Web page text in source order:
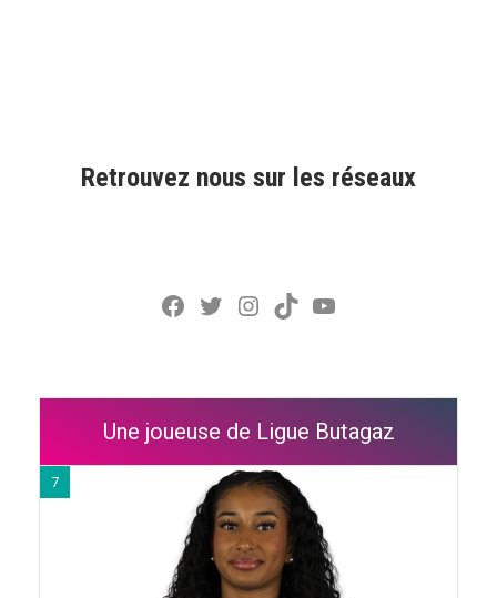
Retrouvez nous sur les réseaux
Facebook
Twitter
Instagram
TikTokYouTube
Une joueuse de Ligue Butagaz
7